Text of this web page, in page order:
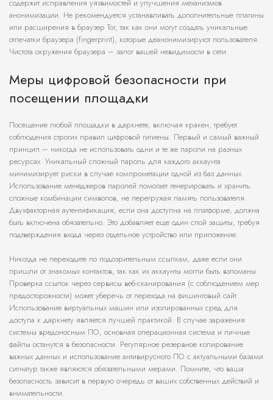
содержит исправления уязвимостей и улучшения механизмов
анонимизации. Не рекомендуется устанавливать дополнительные плагины
или расширения в браузер Tor, так как они могут создать уникальные
отпечатки браузера (fingerprint), которые деанонимизируют пользователя.
Чистота окружения браузера – залог вашей невидимости в сети.
Меры цифровой безопасности при
посещении площадки
Посещение любой площадки в даркнете, включая кракен, требует
соблюдения строгих правил цифровой гигиены. Первый и самый важный
принцип – никогда не использовать одни и те же пароли на разных
ресурсах. Уникальный сложный пароль для каждого аккаунта
минимизирует риски в случае компрометации одной из баз данных.
Использование менеджеров паролей помогает генерировать и хранить
сложные комбинации символов, не перегружая память пользователя.
Двухфакторная аутентификация, если она доступна на платформе, должна
быть включена обязательно. Это добавляет еще один слой защиты, требуя
подтверждения входа через отдельное устройство или приложение.
Никогда не переходите по подозрительным ссылкам, даже если они
пришли от знакомых контактов, так как их аккаунты могли быть взломаны.
Проверка ссылок через сервисы веб-сканирования (с соблюдением мер
предосторожности) может уберечь от перехода на фишинговый сайт.
Использование виртуальных машин или изолированных сред для
доступа к даркнету является лучшей практикой. В случае заражения
системы вредоносным ПО, основная операционная система и личные
файлы останутся в безопасности. Регулярное резервное копирование
важных данных и использование антивирусного ПО с актуальными базами
сигнатур также являются обязательными мерами. Помните, что ваша
безопасность зависит в первую очередь от ваших собственных действий и
внимательности.